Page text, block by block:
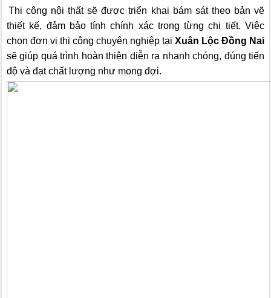
Thi công nội thất sẽ được triển khai bám sát theo bản vẽ
thiết kế, đảm bảo tính chính xác trong từng chi tiết. Việc
chọn đơn vị thi công chuyên nghiệp tại Xuân Lộc Đồng Nai
sẽ giúp quá trình hoàn thiện diễn ra nhanh chóng, đúng tiến
độ và đạt chất lượng như mong đợi.